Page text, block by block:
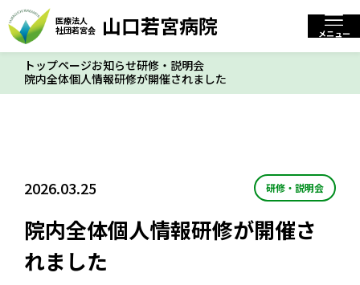
社団若宮会
山口若宮病院 閉じる
文字サイズ 標準 拡大
入院・入所について
医療法人
社団若宮会
山口若宮病院 メニュー
トップページお知らせ研修・説明会
院内全体個人情報研修が開催されました
2026.03.25 研修・説明会
院内全体個人情報研修が開催さ
れました